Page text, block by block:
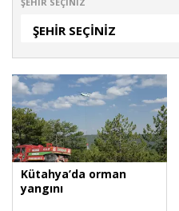
ŞEHIR SEÇINIZ
Kütahya’da orman
yangını